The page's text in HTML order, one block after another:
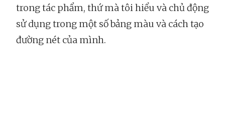
trong tác phẩm, thứ mà tôi hiểu và chủ động
sử dụng trong một số bảng màu và cách tạo
đường nét của mình.